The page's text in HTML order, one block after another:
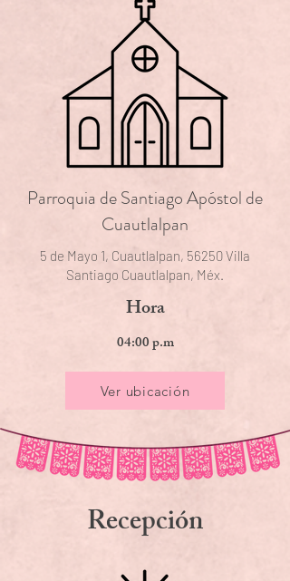
Parroquia de Santiago Apóstol de
Cuautlalpan
5 de Mayo 1, Cuautlalpan, 56250 Villa
Santiago Cuautlalpan, Méx.
Hora
04:00 p.m
Ver ubicación
Recepción